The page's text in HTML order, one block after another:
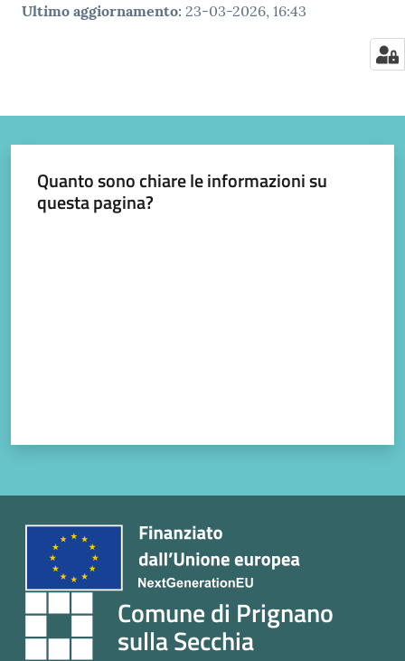
Ultimo aggiornamento: 23-03-2026, 16:43
Quanto sono chiare le informazioni su
questa pagina?
Comune di Prignano
sulla Secchia